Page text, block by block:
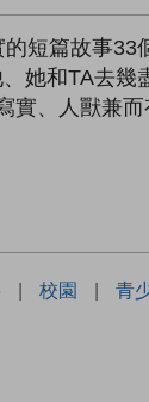
短篇故事
她和TA去
、人獸兼而
| 校園 | 青